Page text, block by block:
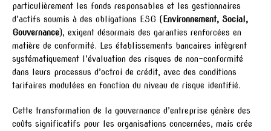
particulièrement les fonds responsables et les gestionnaires
d’actifs soumis à des obligations ESG ( Environnement, Social,
Gouvernance), exigent désormais des garanties renforcées en
matière de conformité. Les établissements bancaires intègrent
systématiquement l’évaluation des risques de non-conformité
dans leurs processus d’octroi de crédit, avec des conditions
tarifaires modulées en fonction du niveau de risque identifié.
Cette transformation de la gouvernance d’entreprise génère des
coûts significatifs pour les organisations concernées, mais crée